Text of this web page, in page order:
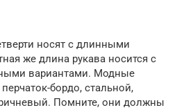
носят с длинными
же длина рукава носится с
вариантами. Модные
бордо, стальной,
Помните, они должны